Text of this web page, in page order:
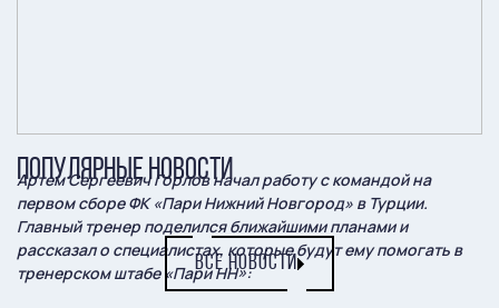
Артем Сергеевич Горлов начал работу с командой на
первом сборе ФК «Пари Нижний Новгород» в Турции.
Главный тренер поделился ближайшими планами и
рассказал о специалистах, которые будут ему помогать в
тренерском штабе «Пари НН»:
ПОПУЛЯРНЫЕ НОВОСТИ
ВСЕ НОВОСТИ